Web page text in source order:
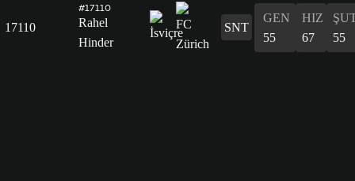
17110
#17110
Rahel
Hinder
SNT
GEN
55
HIZ
67
55